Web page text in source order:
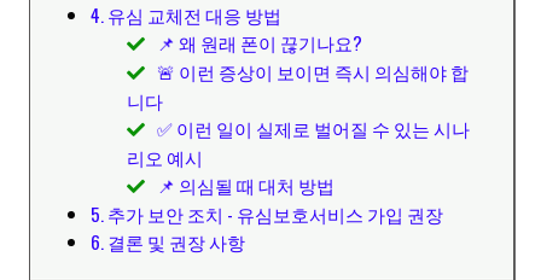
4. 유심 교체전 대응 방법
📌 왜 원래 폰이 끊기나요?
🚨 이런 증상이 보이면 즉시 의심해야 합
니다
✅ 이런 일이 실제로 벌어질 수 있는 시나
리오 예시
📌 의심될 때 대처 방법
5. 추가 보안 조치 - 유심보호서비스 가입 권장
6. 결론 및 권장 사항